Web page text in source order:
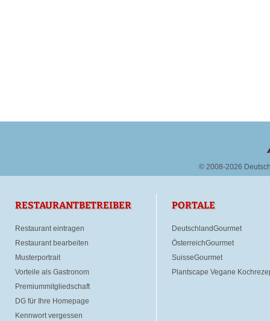
© 2008-2026
RESTAURANTBETREIBER
Restaurant eintragen
Restaurant bearbeiten
Musterportrait
Vorteile als Gastronom
Premiummitgliedschaft
DG für Ihre Homepage
Kennwort vergessen
PORTALE
DeutschlandGourmet
ÖsterreichGourmet
SuisseGourmet
Plantscape Vegane